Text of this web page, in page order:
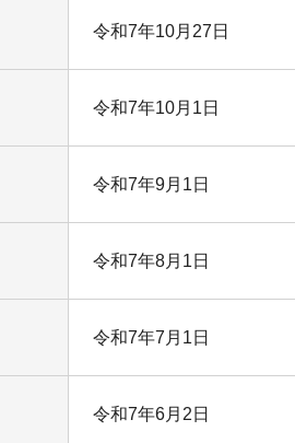
令和7年10月27日
令和7年10月1日
令和7年9月1日
令和7年8月1日
令和7年7月1日
令和7年6月2日